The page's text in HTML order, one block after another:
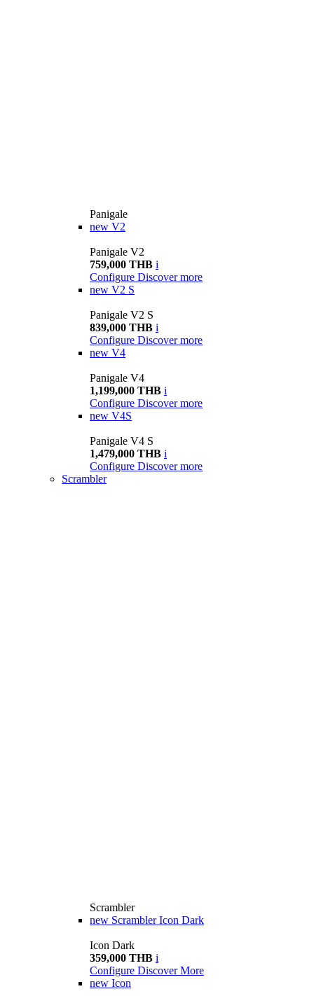
Panigale
new V2
Panigale V2
759,000 THB i
Configure Discover more
new V2 S
Panigale V2 S
839,000 THB i
Configure Discover more
new V4
Panigale V4
1,199,000 THB i
Configure Discover more
new V4S
Panigale V4 S
1,479,000 THB i
Configure Discover more
Scrambler
Scrambler
new Scrambler Icon Dark
Icon Dark
359,000 THB i
Configure Discover More
new Icon